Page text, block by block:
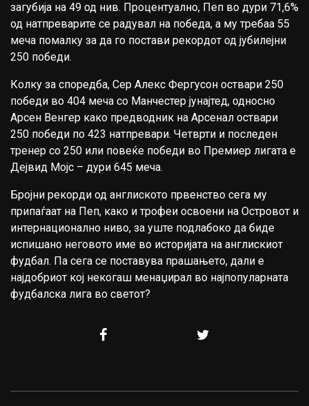
загубија на 49 од нив. Процентуално, Пеп во дури 71,6%
од натпреварите се радувал на победа, а му требаа 55
меча помалку за да го постави рекордот од јубилејни
250 победи.
Колку за споредба, Сер Алекс Фергусон оствари 250
победи во 404 меча со Манчестер јунајтед, односно
Арсен Венгер како предводник на Арсенал оствари
250 победи по 423 натпревари. Четврти и последен
тренер со 250 или повеќе победи во Премиер лигата е
Дејвид Мојс – дури 645 меча.
Бројни рекорди од англиското првенство сега му
припаѓаат на Пеп, како и трофеи освоени на Островот и
интернационално ниво, за уште подлабоко да биде
испишано неговото име во историјата на англискиот
фудбал. Па сега се поставува прашањето, дали е
најдобриот кој некогаш менаџирал во најпопуларната
фудбалска лига во светот?